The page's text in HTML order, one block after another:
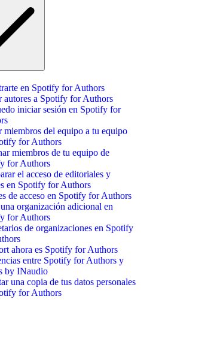
en Spotify for Authors
autores a Spotify for Authors
iniciar sesión en Spotify for
miembros del equipo a tu equipo
for Authors
miembros de tu equipo de
for Authors
el acceso de editoriales y
en Spotify for Authors
de acceso en Spotify for Authors
organización adicional en
for Authors
de organizaciones en Spotify
ahora es Spotify for Authors
entre Spotify for Authors y
by INaudio
una copia de tus datos personales
for Authors